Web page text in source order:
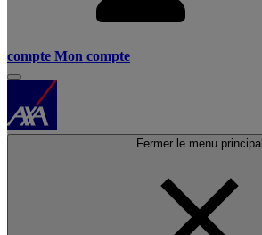
compte Mon compte
Fermer le menu principal